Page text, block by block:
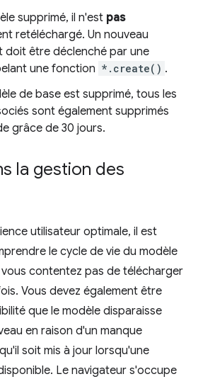
supprimé, il n'est pas
retéléchargé. Un nouveau
doit être déclenché par une
une fonction *.create() .
de base est supprimé, tous les
sont également supprimés
grâce de 30 jours.
la gestion des
utilisateur optimale, il est
le cycle de vie du modèle
contentez pas de télécharger
Vous devez également être
que le modèle disparaisse
en raison d'un manque
soit mis à jour lorsqu'une
Le navigateur s'occupe